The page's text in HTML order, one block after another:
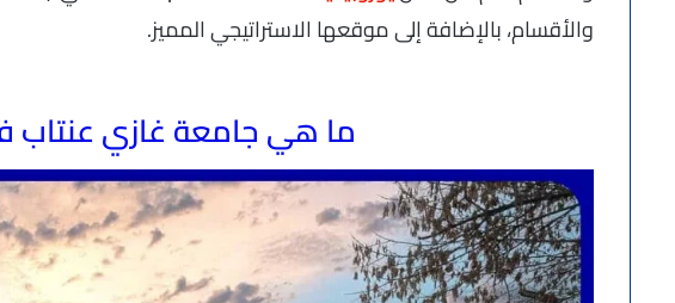
والأقسام، بالإضافة إلى موقعها الاستراتيجي المميز.
ما هي جامعة غازي عنتاب